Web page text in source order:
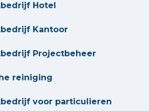
Hotel
Kantoor
Projectbeheer
reiniging
voor particulieren